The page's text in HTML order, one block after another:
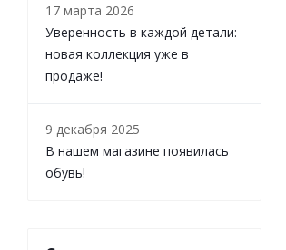
17 марта 2026
Уверенность в каждой детали:
новая коллекция уже в
продаже!
9 декабря 2025
В нашем магазине появилась
обувь!